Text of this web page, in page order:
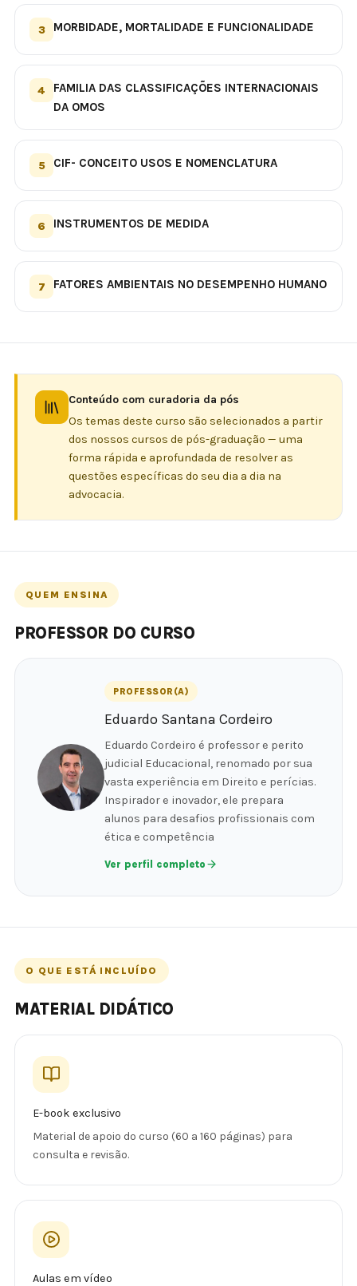
3 MORBIDADE, MORTALIDADE E FUNCIONALIDADE
4
FAMILIA DAS CLASSIFICAÇÕES INTERNACIONAIS
DA OMOS
5 CIF- CONCEITO USOS E NOMENCLATURA
6 INSTRUMENTOS DE MEDIDA
7 FATORES AMBIENTAIS NO DESEMPENHO HUMANO
Conteúdo com curadoria da pós
Os temas deste curso são selecionados a partir
dos nossos cursos de pós-graduação — uma
forma rápida e aprofundada de resolver as
questões específicas do seu dia a dia na
advocacia.
QUEM ENSINA
PROFESSOR DO CURSO
PROFESSOR(A)
Eduardo Santana Cordeiro
Eduardo Cordeiro é professor e perito
judicial Educacional, renomado por sua
vasta experiência em Direito e perícias.
Inspirador e inovador, ele prepara
alunos para desafios profissionais com
ética e competência
Ver perfil completo
O QUE ESTÁ INCLUÍDO
MATERIAL DIDÁTICO
E-book exclusivo
Material de apoio do curso (60 a 160 páginas) para
consulta e revisão.
Aulas em vídeo